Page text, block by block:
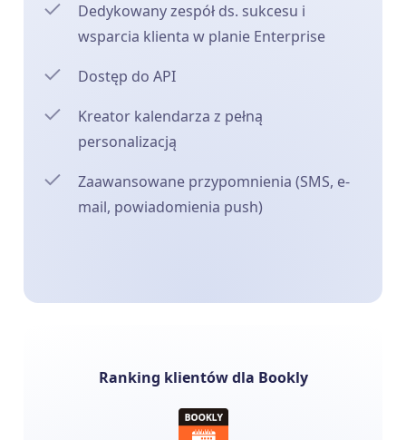
Dedykowany zespół ds. sukcesu i
wsparcia klienta w planie Enterprise
Dostęp do API
Kreator kalendarza z pełną
personalizacją
Zaawansowane przypomnienia (SMS, e-
mail, powiadomienia push)
Ranking klientów dla Bookly